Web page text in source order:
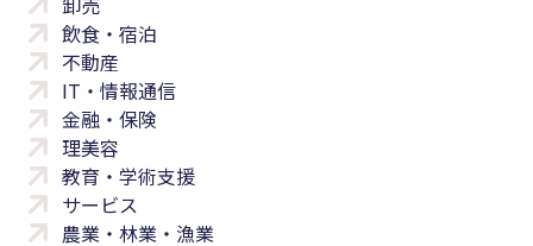
飲食・宿泊
不動産
IT・情報通信
金融・保険
理美容
教育・学術支援
サービス
農業・林業・漁業